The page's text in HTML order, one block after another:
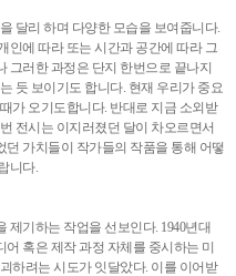
달리 하며 다양한 모습을 보여줍니다.
인에 따라 또는 시간과 공간에 따라 그
그러한 과정은 단지 한번으로 끝나지
듯 보이기도 합니다. 현재 우리가 중요
가 오기도합니다. 반대로 지금 소외받
전시는 이지러졌던 달이 차오르면서
가치들이 작가들의 작품을 통해 어떻
니다.
제기하는 작업을 선보인다. 1940년대
혹은 제작 과정 자체를 중시하는 미
하려는 시도가 잇달았다. 이를 이어받